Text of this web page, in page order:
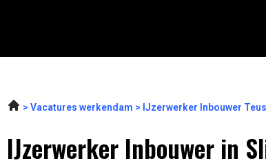
Vacatures werkendam IJzerwerker Inbouwer
IJzerwerker Inbouwer in